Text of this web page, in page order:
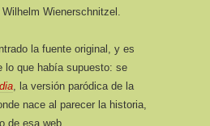
Wienerschnitzel.
la fuente original, y es
lo que había supuesto: se
, la versión paródica de la
nace al parecer la historia,
de esa web.